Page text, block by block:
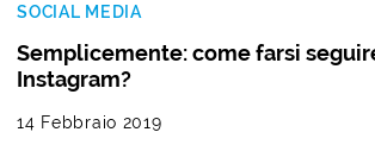
SOCIAL MEDIA
Semplicemente: come farsi
Instagram?
14 Febbraio 2019